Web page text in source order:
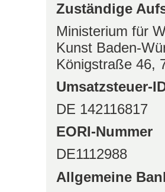
Zuständige
Ministerium für
Kunst Baden-
Königstraße 46,
Umsatzsteuer-
DE 142116817
EORI-Nummer
DE1112988
Allgemeine